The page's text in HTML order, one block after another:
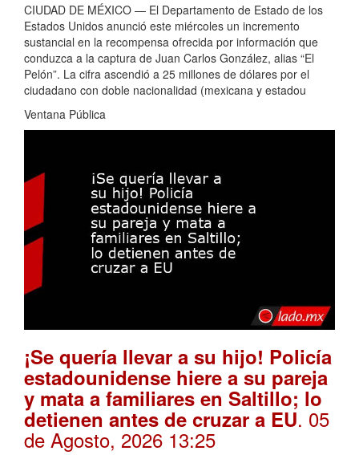
CIUDAD DE MÉXICO — El Departamento de Estado de los
Estados Unidos anunció este miércoles un incremento
sustancial en la recompensa ofrecida por información que
conduzca a la captura de Juan Carlos González, alias “El
Pelón”. La cifra ascendió a 25 millones de dólares por el
ciudadano con doble nacionalidad (mexicana y estadou
Ventana Pública
¡Se quería llevar a su hijo! Policía
estadounidense hiere a su pareja
y mata a familiares en Saltillo; lo
detienen antes de cruzar a EU. 05
de Agosto, 2026 13:25